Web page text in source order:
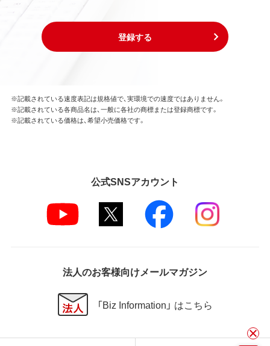
登録する
※記載されている速度表記は規格値で、実環境での速度ではありません。
※記載されている各商品名は、一般に各社の商標または登録商標です。
※記載されている価格は、希望小売価格です。
公式SNSアカウント
法人のお客様向けメールマガジン
「Biz Information」 はこちら